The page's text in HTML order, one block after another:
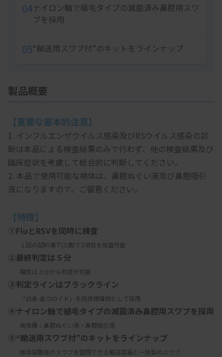
04ナイロン軸で植毛タイプの滅菌済み鼻腔用スワ
ブを採用
05“輸送用スワブ付”のキットをラインナップ
製品概要
【重要な基本的注意】
1. インフルエンザウイルス感染及びRSウイルス感染の診
断は本品による検査結果のみで行わず、他の検査結果及び
臨床症状を考慮して総合的に判断してください。
2. 本品で使用可能な検体は、鼻腔ぬぐい液及び鼻腔吸引
液になりますので、ご留意ください。
【特徴】
①FluとRSVを同時に検査
１回の試料滴下(3滴)で2項目を検査可能
②最終判定は５分
陽性は３分から判定が可能
③判定ラインはブラックライン
「白金-金コロイド」を抗体標識物として採用
④ナイロン軸で植毛タイプの滅菌済み鼻腔用スワブを採用
検体種：鼻腔ぬぐい液・鼻腔吸引液
⑤“輸送用スワブ付”のキットをラインナップ
検体採取後のスワブを密閉できる輸送容器と一体型のスワブ